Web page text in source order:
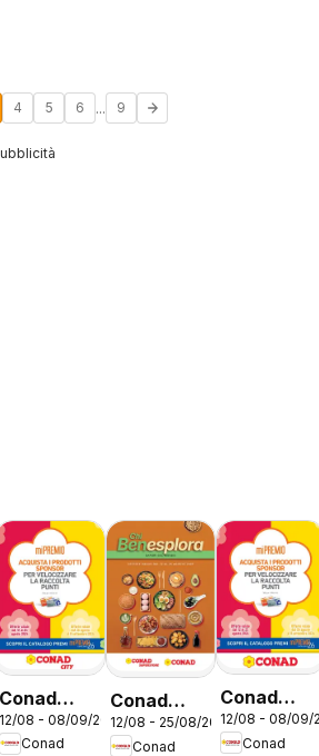
4 5 6 ... 9
Conad
volantino
City Mi
12/08 - 08/09/2026
Conad
Conad
volantino
12/08 - 25/08/2026
Conad
Conad
volantino
Mi Premio
12/08 - 08/09/
Conad